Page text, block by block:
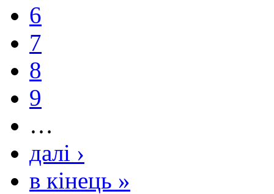
6
7
8
9
…
далі ›
в кінець »